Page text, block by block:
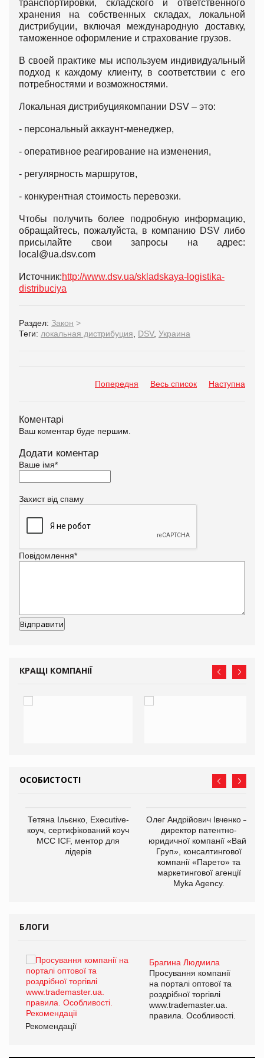
транспортировки, складского и ответственного
хранения на собственных складах, локальной
дистрибуции, включая международную доставку,
таможенное оформление и страхование грузов.
В своей практике мы используем индивидуальный
подход к каждому клиенту, в соответствии с его
потребностями и возможностями.
Локальная дистрибуциякомпании DSV – это:
- персональный аккаунт-менеджер,
- оперативное реагирование на изменения,
- регулярность маршрутов,
- конкурентная стоимость перевозки.
Чтобы получить более подробную информацию,
обращайтесь, пожалуйста, в компанию DSV либо
присылайте свои запросы на адрес:
local@ua.dsv.com
Источник:http://www.dsv.ua/skladskaya-logistika-
distribuciya
Раздел: Закон >
Теги: локальная дистрибуция DSV, Украина
Попередня Весь список Наступна
Коментарі
Ваш коментар буде першим.
Додати коментар
Ваше імя*
Захист від спаму
Повідомлення*
КРАЩІ КОМПАНІЇ
ОСОБИСТОСТІ
Тетяна Ільєнко, Executive-
коуч, сертифікований коуч
МСС ICF, ментор для
лідерів
Олег Андрійович Івченко —
директор патентно-
юридичної компанії «Вайз
Груп», консалтингової
компанії «Парето» та
маркетингової агенції
Myka Agency.
БЛОГИ
Брагина Людмила
Просування компанії
на порталі оптової та
роздрібної торгівлі
www.trademaster.ua.
правила. Особливості.
Рекомендації